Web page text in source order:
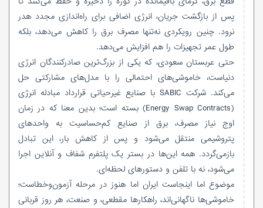
پس از بازگشت جریان، انرژی اضافی برای راه‌اندازی مجدد هدر
نرود. چنین رویکردی نه‌تنها مصرف برق را کاهش می‌دهد، بلکه
طول عمر تجهیزات را هم افزایش می‌دهد.
حتی عربستان سعودی، که یکی از بزرگ‌ترین صادرکنندگان انرژی
دنیاست، خاموشی‌های احتمالی را با مدل‌های مشارکتی حل
می‌کند. شرکت SABIC با صنایع غیرحیاتی قرارداد مبادله انرژی
(Energy Swap Contracts) بسته است؛ بدین معنا که در زمان
اوج نیاز مصرف، برق از صنایع کم‌حساسیت به واحدهای
پتروشیمی منتقل می‌شود و پس از کاهش بار، این تبادل
بازمی‌گردد. همه این‌ها در بستر یک پلتفرم شفاف و آنلاین اجرا
می‌شود، نه با تلفن و دستورهای لحظه‌ای.
موضوع اما اینجاست ایران اما هنوز در مرحله آزمون‌وخطاست؛
خاموشی‌ها ناگهانی‌اند، راهکارها مقطعی، و صنعت، هر روز قربانی